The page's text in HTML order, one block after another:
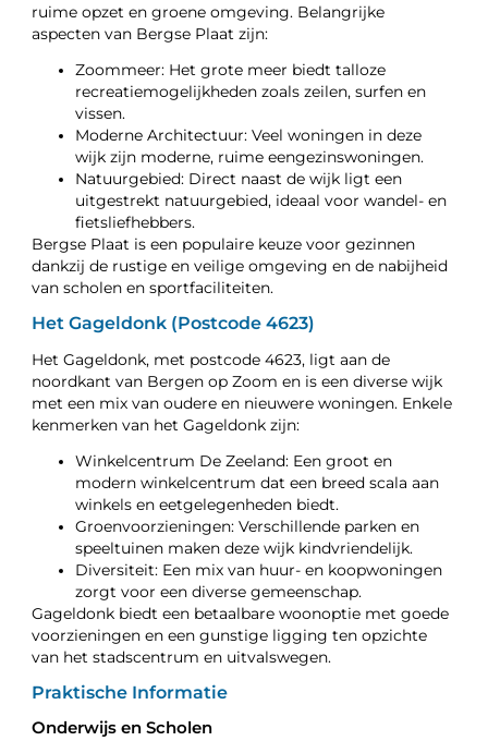
ruime opzet en groene omgeving. Belangrijke
aspecten van Bergse Plaat zijn:
Zoommeer: Het grote meer biedt talloze
recreatiemogelijkheden zoals zeilen, surfen en
vissen.
Moderne Architectuur: Veel woningen in deze
wijk zijn moderne, ruime eengezinswoningen.
Natuurgebied: Direct naast de wijk ligt een
uitgestrekt natuurgebied, ideaal voor wandel- en
fietsliefhebbers.
Bergse Plaat is een populaire keuze voor gezinnen
dankzij de rustige en veilige omgeving en de nabijheid
van scholen en sportfaciliteiten.
Het Gageldonk (Postcode 4623)
Het Gageldonk, met postcode 4623, ligt aan de
noordkant van Bergen op Zoom en is een diverse wijk
met een mix van oudere en nieuwere woningen. Enkele
kenmerken van het Gageldonk zijn:
Winkelcentrum De Zeeland: Een groot en
modern winkelcentrum dat een breed scala aan
winkels en eetgelegenheden biedt.
Groenvoorzieningen: Verschillende parken en
speeltuinen maken deze wijk kindvriendelijk.
Diversiteit: Een mix van huur- en koopwoningen
zorgt voor een diverse gemeenschap.
Gageldonk biedt een betaalbare woonoptie met goede
voorzieningen en een gunstige ligging ten opzichte
van het stadscentrum en uitvalswegen.
Praktische Informatie
Onderwijs en Scholen